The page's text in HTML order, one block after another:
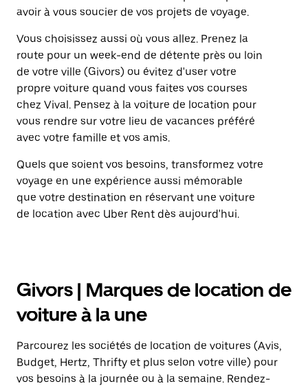
avoir à vous soucier de vos projets de voyage.
Vous choisissez aussi où vous allez. Prenez la
route pour un week-end de détente près ou loin
de votre ville (Givors) ou évitez d'user votre
propre voiture quand vous faites vos courses
chez Vival. Pensez à la voiture de location pour
vous rendre sur votre lieu de vacances préféré
avec votre famille et vos amis.
Quels que soient vos besoins, transformez votre
voyage en une expérience aussi mémorable
que votre destination en réservant une voiture
de location avec Uber Rent dès aujourd'hui.
Givors | Marques de location de
voiture à la une
Parcourez les sociétés de location de voitures (Avis,
Budget, Hertz, Thrifty et plus selon votre ville) pour
vos besoins à la journée ou à la semaine. Rendez-